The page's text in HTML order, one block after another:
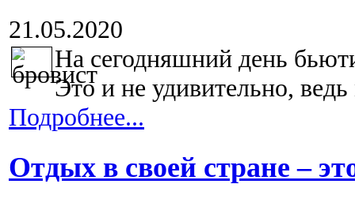
21.05.2020
На сегодняшний день
Это и не удивительно,
Подробнее...
Отдых в своей стране –